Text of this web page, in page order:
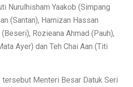
Nurulhisham Yaakob (Simpang
(Santan), Hamizan Hassan
Rozieana Ahmad (Pauh),
Ayer) dan Teh Chai Aan (Titi
tersebut Menteri Besar Datuk Seri